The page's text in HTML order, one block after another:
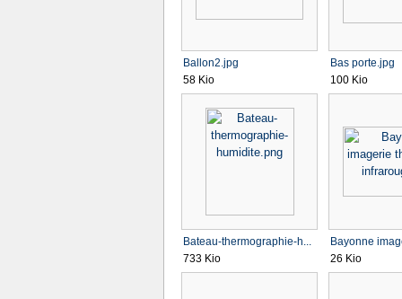
Ballon2.jpg
58 Kio
Bas porte.jpg
100 Kio
Bateau-thermographie-h...
733 Kio
Bayonne
26 Kio